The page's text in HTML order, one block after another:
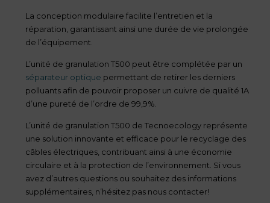
La conception modulaire facilite l’entretien et la
réparation, garantissant ainsi une durée de vie prolongée
de l’équipement.
L’unité de granulation T500 peut être complétée par un
séparateur optique permettant de retirer les derniers
polluants afin de pouvoir proposer un cuivre de qualité 1A
d’une pureté de l’ordre de 99,9%.
L’unité de granulation T500 de Tecnoecology représente
une solution innovante et efficace pour le recyclage des
câbles électriques, contribuant ainsi à une économie
circulaire et à la protection de l’environnement. Si vous
avez d’autres questions ou souhaitez des informations
supplémentaires, n’hésitez pas nous contacter!